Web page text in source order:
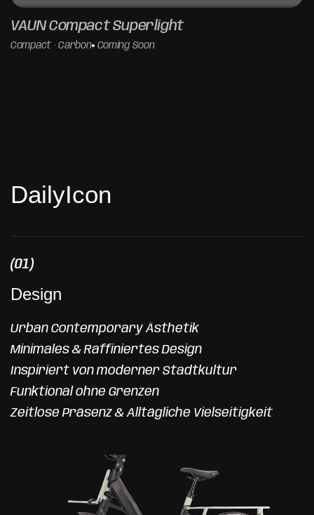
EUROBIKE PREVIEW
0D 00H 00M 00S
BIS EUROBIKE 2026
VAUN Compact Superlight
Compact · Carbon Coming Soon
in Germany.
DailyIcon
(01)
Design
Urban Contemporary Ästhetik
Minimales & Raffiniertes Design
Inspiriert von moderner Stadtkultur
Funktional ohne Grenzen
Zeitlose Präsenz & Alltägliche Vielseitigkeit